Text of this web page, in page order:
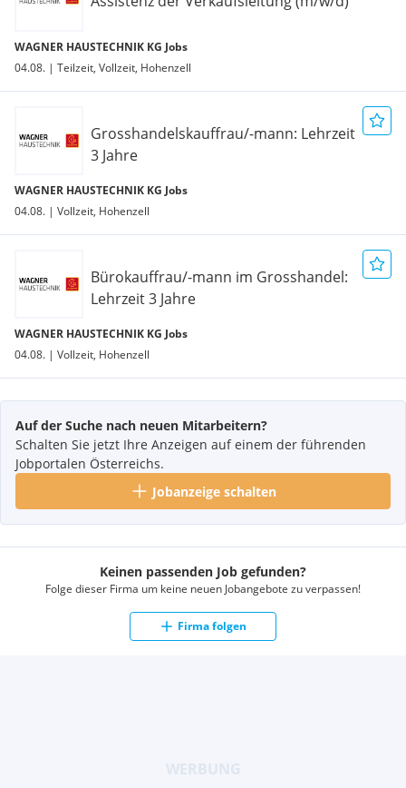
WAGNER HAUSTECHNIK KG Jobs
04.08. | Teilzeit, Vollzeit, Hohenzell
Grosshandelskauffrau/-mann: Lehrzeit
3 Jahre
WAGNER HAUSTECHNIK KG Jobs
04.08. | Vollzeit, Hohenzell
Bürokauffrau/-mann im Grosshandel:
Lehrzeit 3 Jahre
WAGNER HAUSTECHNIK KG Jobs
04.08. | Vollzeit, Hohenzell
Auf der Suche nach neuen Mitarbeitern?
Schalten Sie jetzt Ihre Anzeigen auf einem der führenden
Jobportalen Österreichs.
Jobanzeige schalten
Keinen passenden Job gefunden?
Folge dieser Firma um keine neuen Jobangebote zu verpassen!
Firma folgen